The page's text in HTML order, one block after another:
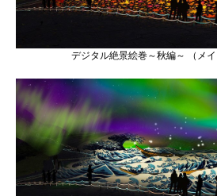
デジタル絶景絵巻～秋編～ （メイ